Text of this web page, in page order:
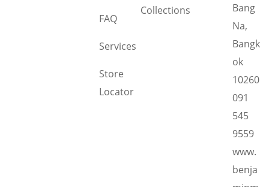
FAQ
Services
Store
Locator
Collections
Bang
Na,
Bangk
ok
10260
091
545
9559
www.
benja